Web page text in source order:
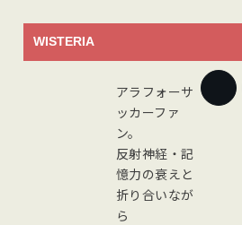
WISTERIA
アラフォーサ
ッカーファ
ン。
反射神経・記
憶力の衰えと
折り合いなが
ら